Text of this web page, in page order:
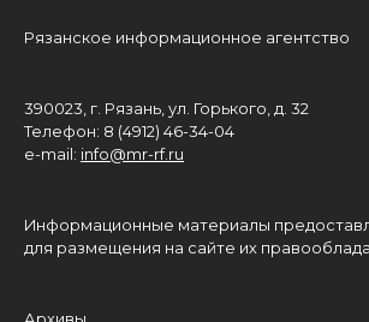
Рязанское информационное агентство
390023, г. Рязань, ул. Горького, д. 32
Телефон: 8 (4912) 46-34-04
e-mail: info@mr-rf.ru
Информационные материалы
для размещения на сайте их